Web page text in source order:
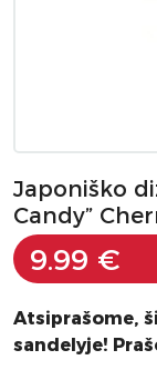
Japoniško
Candy”
9.99 €
Atsiprašome,
sandelyje!